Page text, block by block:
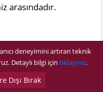
arasındadır.
hizmeti,
araştırma ve
deneyimini artıran teknik
Detaylı bilgi için tıklayınız.
Dışı Bırak